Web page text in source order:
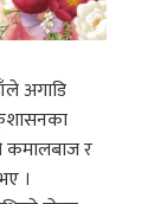
अगाडि
र
।